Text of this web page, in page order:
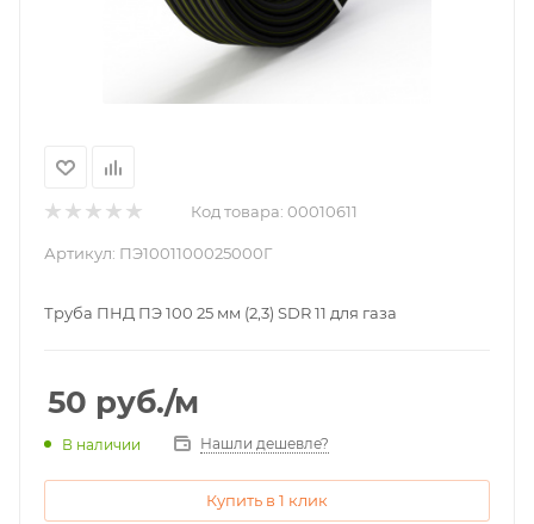
Код товара: 00010611
Артикул: ПЭ1001100025000Г
Труба ПНД ПЭ 100 25 мм (2,3) SDR 11 для газа
50 руб./м
В наличии Нашли дешевле?
Купить в 1 клик